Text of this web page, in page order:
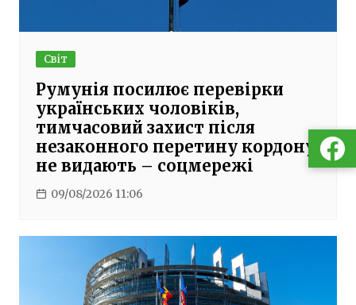
Світ
Румунія посилює перевірки
українських чоловіків,
тимчасовий захист після
незаконного перетину кордону
не видають – соцмережі
09/08/2026 11:06